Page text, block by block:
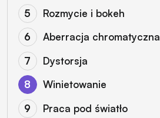
Rozmycie i bokeh
Aberracja chromatyczna
Dystorsja
Winietowanie
Praca pod światło